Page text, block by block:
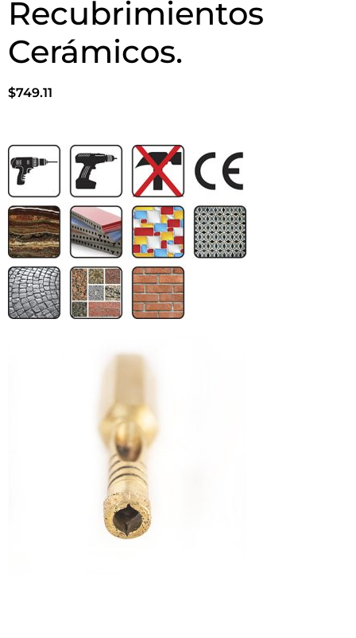
Recubrimientos
Cerámicos.
$749.11